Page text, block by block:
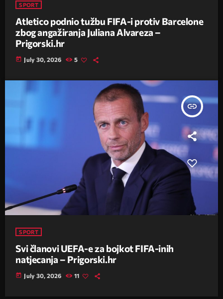
SPORT
Atletico podnio tužbu FIFA-i protiv Barcelone
zbog angažiranja Juliana Alvareza –
Prigorski.hr
today July 30, 2026 5
insert_link
SPORT
Svi članovi UEFA-e za bojkot FIFA-inih
natjecanja – Prigorski.hr
today July 30, 2026 11